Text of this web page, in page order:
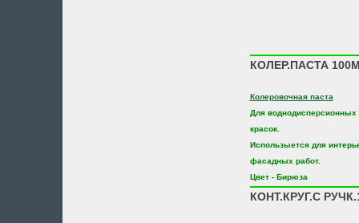
КОЛЕР.ПАСТА
Колеровочная паста
Для воднодисперсионных
красок.
Использыется для
фасадных работ.
Цвет - Бирюза
КОНТ.КРУГ.С